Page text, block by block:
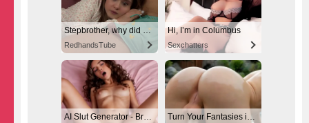
Stepbrother, why did you show me your dick? Now I want to fuck you with my wet pussy
RedhandsTube
Hi, I’m in Columbus
Sexchatters
AI Slut Generator - Bring your Fantasies to life 🔥 Turn Your Fantasies into Reality